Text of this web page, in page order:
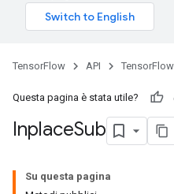
TensorFlow API
Questa pagina è stata utile?
InplaceSub
Su questa pagina